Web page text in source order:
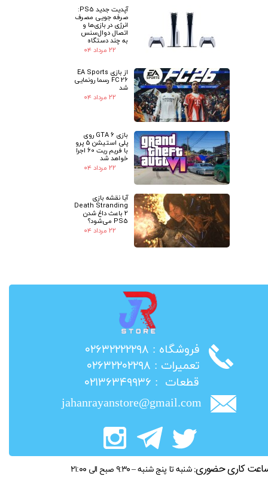
آپدیت جدید PS5:
صرفه جویی مصرف
انرژی در بازی‌ها و
اتصال دوال‌سنس
به چند دستگاه
۲۲ مرداد ۰۴
از بازی EA Sports
FC 26 رسما رونمایی
شد
۲۲ مرداد ۰۴
بازی GTA 6 روی
پلی استیشن 5 پرو
با فریم ریت 60 اجرا
خواهد شد
۲۲ مرداد ۰۴
آیا نقشه بازی
Death Stranding
2 باعث داغ شدن
PS5 می‌شود؟
۲۲ مرداد ۰۴
​فروشگاه : ۰۲۶۳۲۲۲۲۲۹۸
​تعمیرات : ۰۲۶۳۲۲۰۲۲۹۸
​قطعات : ۰۲۱۳۶۳۴۹۹۳۶
jahanrayanstore@gmail.com
کاری حضوری: شنبه تا پنج شنبه – ۹:۳۰ صبح الی ۲۱:۰۰